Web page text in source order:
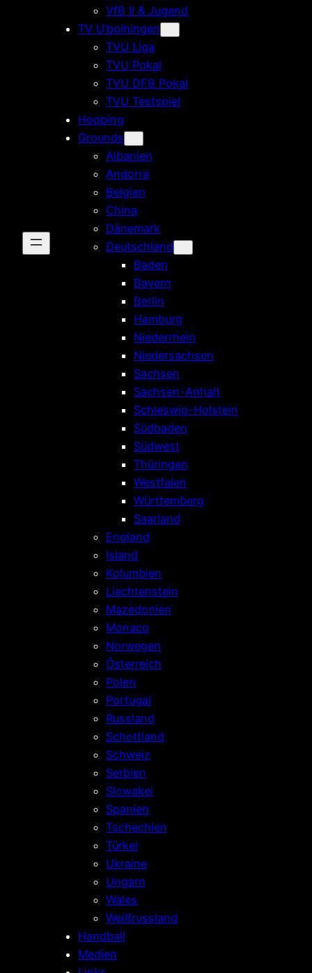
VfB II & Jugend
TV U’boihingen
TVU Liga
TVU Pokal
TVU DFB Pokal
TVU Testspiel
Hopping
Grounds
Albanien
Andorra
Belgien
China
Dänemark
Deutschland
Baden
Bayern
Berlin
Hamburg
Niederrhein
Niedersachsen
Sachsen
Sachsen-Anhalt
Schleswig-Holstein
Südbaden
Südwest
Thüringen
Westfalen
Württemberg
Saarland
England
Island
Kolumbien
Liechtenstein
Mazedonien
Monaco
Norwegen
Österreich
Polen
Portugal
Russland
Schottland
Schweiz
Serbien
Slowakei
Spanien
Tschechien
Türkei
Ukraine
Ungarn
Wales
Weißrussland
Handball
Medien